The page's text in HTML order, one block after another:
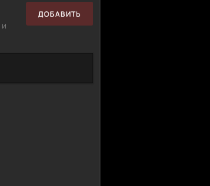
ДОБАВИТЬ